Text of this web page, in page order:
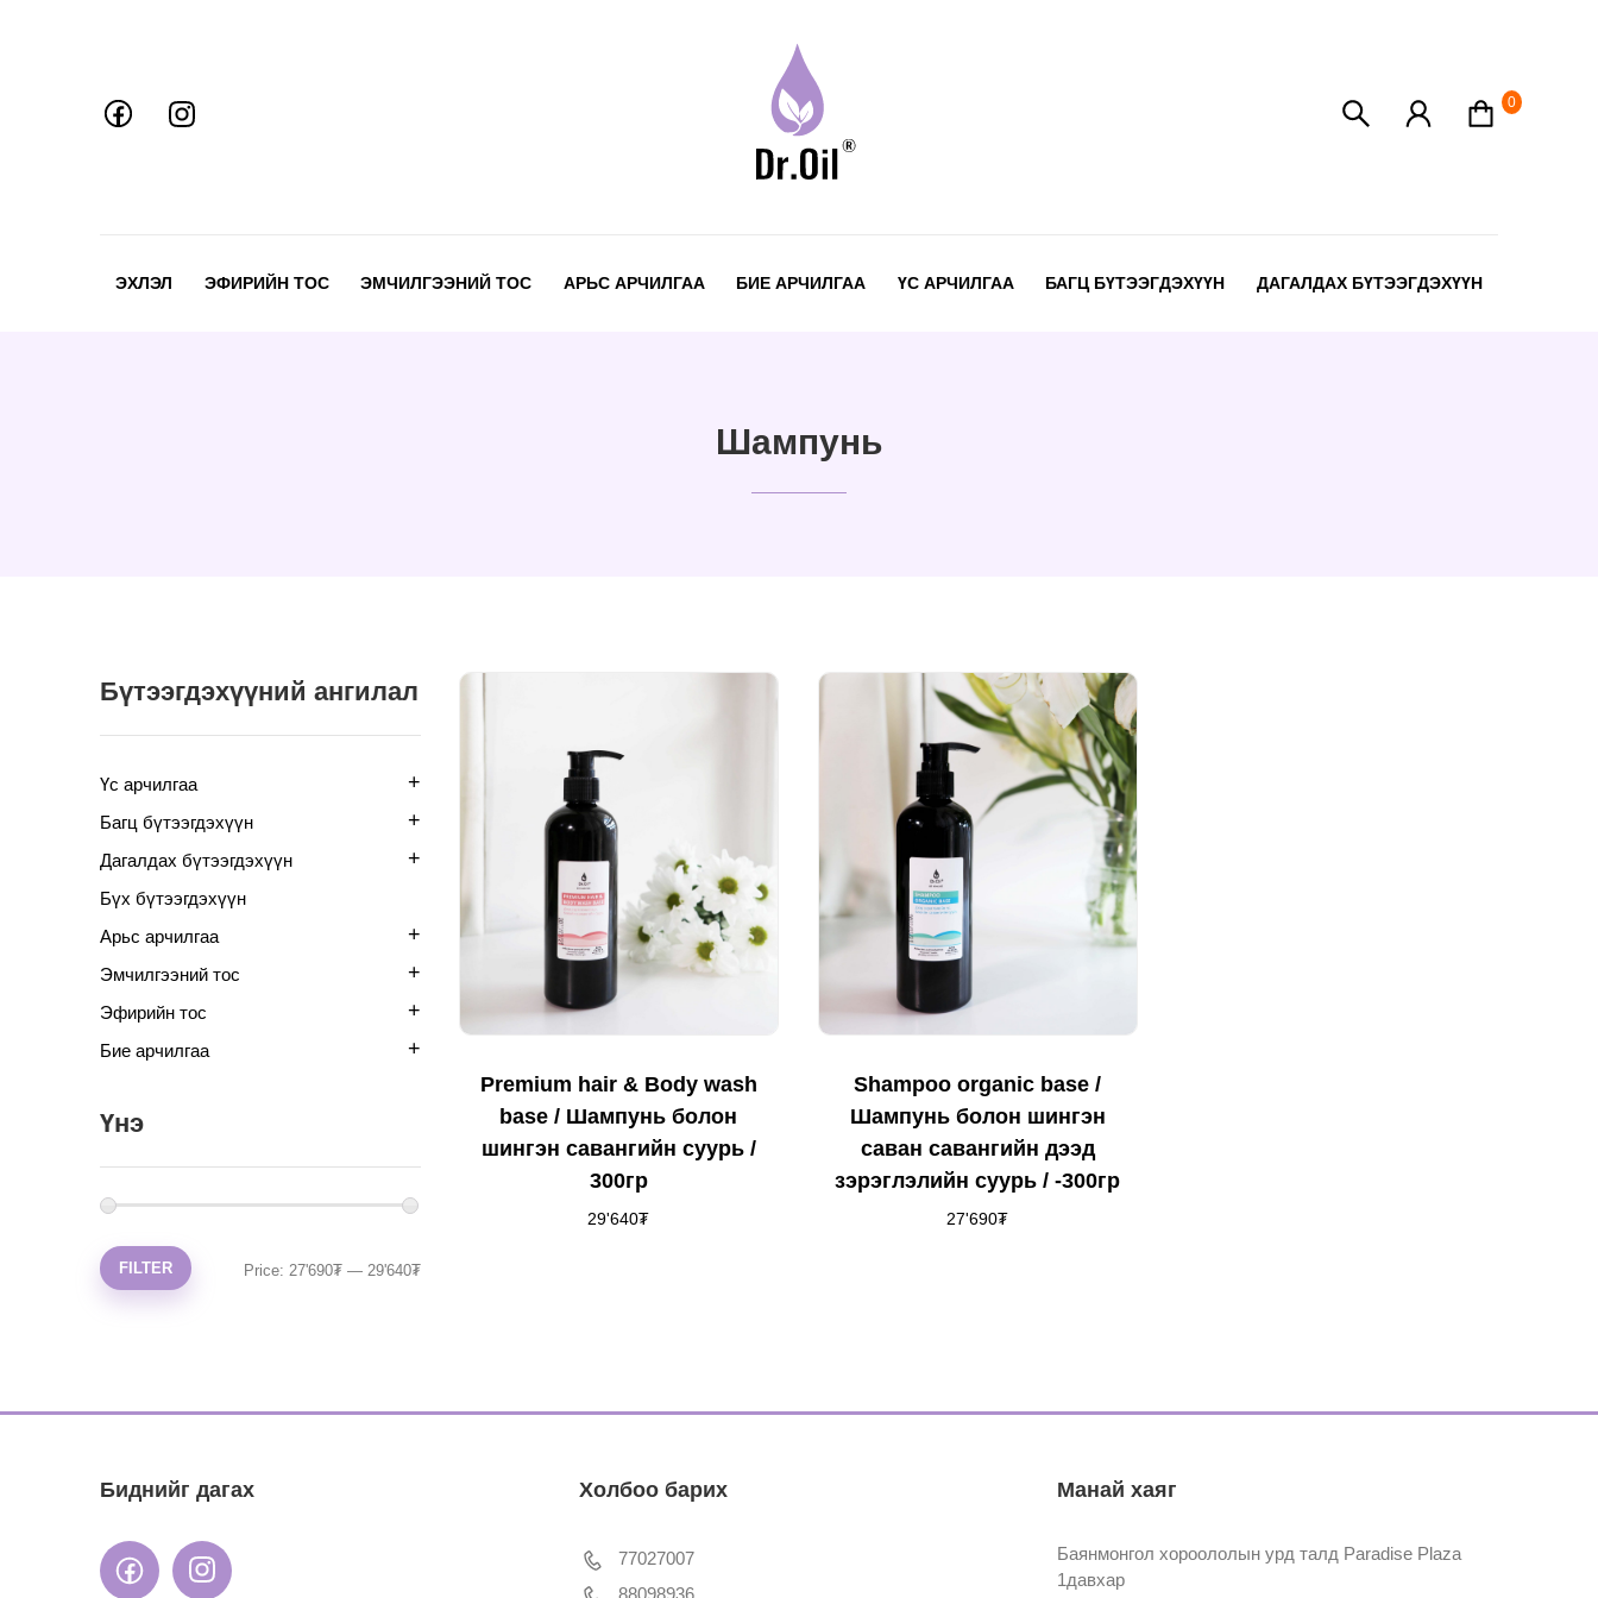
0
ЭХЛЭЛ ЭФИРИЙН ТОС ЭМЧИЛГЭЭНИЙ ТОС АРЬС АРЧИЛГАА БИЕ АРЧИЛГАА ҮС АРЧИЛГАА БАГЦ БҮТЭЭГДЭХҮҮН ДАГАЛДАХ БҮТЭЭГДЭХҮҮН
Шампунь
Бүтээгдэхүүний ангилал
Үс арчилгаа +
Багц бүтээгдэхүүн +
Дагалдах бүтээгдэхүүн +
Бүх бүтээгдэхүүн
Арьс арчилгаа
+
Эмчилгээний тос +
Эфирийн тос +
Бие арчилгаа +
Үнэ
FILTER Price: 27'690₮ — 29'640₮
Premium hair & Body wash
base / Шампунь болон
шингэн савангийн суурь /
300гр
29'640₮
Shampoo organic base /
Шампунь болон шингэн
саван савангийн дээд
зэрэглэлийн суурь / -300гр
27'690₮
Биднийг дагах Холбоо барих
77027007
Манай хаяг
Баянмонгол хороололын урд талд Paradise Plaza
1давхар